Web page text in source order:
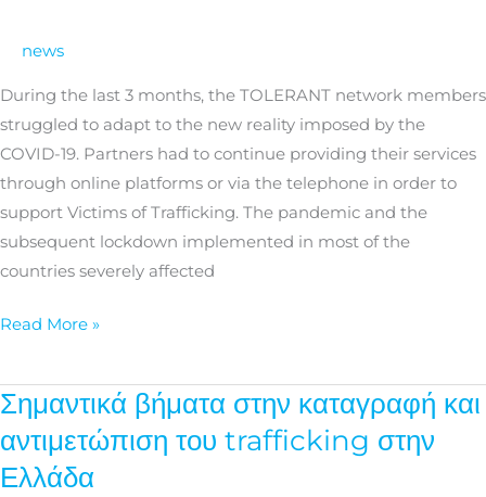
news
During the last 3 months, the TOLERANT network members
struggled to adapt to the new reality imposed by the
COVID-19. Partners had to continue providing their services
through online platforms or via the telephone in order to
support Victims of Trafficking. The pandemic and the
subsequent lockdown implemented in most of the
countries severely affected
vicTims
of
trafficking
–
Newsletter
#2
Read More »
Σημαντικά βήματα στην καταγραφή και
αντιμετώπιση του trafficking στην
Ελλάδα
Σημαντικά
στην
καταγραφή